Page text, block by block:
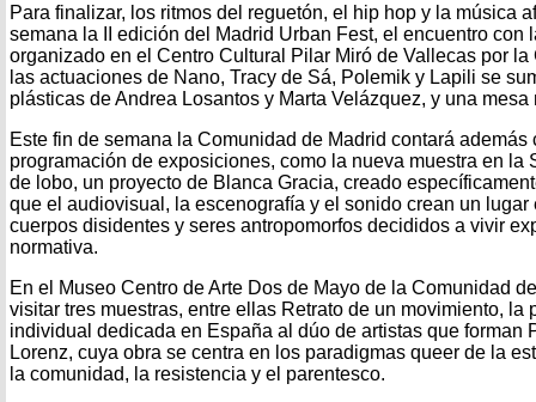
Para finalizar, los ritmos del reguetón, el hip hop y la música
semana la II edición del Madrid Urban Fest, el encuentro con
organizado en el Centro Cultural Pilar Miró de Vallecas por la
las actuaciones de Nano, Tracy de Sá, Polemik y Lapili se
plásticas de Andrea Losantos y Marta Velázquez, y una
Este fin de semana la Comunidad de Madrid contará además
programación de exposiciones, como la nueva muestra en la
de lobo, un proyecto de Blanca Gracia, creado
que el audiovisual, la escenografía y el sonido crean un lugar
cuerpos disidentes y seres antropomorfos decididos a vivir
normativa.
En el Museo Centro de Arte Dos de Mayo de la Comunidad
visitar tres muestras, entre ellas Retrato de un movimiento, la
individual dedicada en España al dúo de artistas que forman
Lorenz, cuya obra se centra en los paradigmas queer de la
la comunidad, la resistencia y el parentesco.